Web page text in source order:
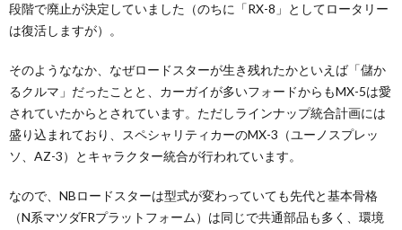
段階で廃止が決定していました（のちに「RX-8」としてロータリー
は復活しますが）。
そのようななか、なぜロードスターが生き残れたかといえば「儲か
るクルマ」だったことと、カーガイが多いフォードからもMX-5は愛
されていたからとされています。ただしラインナップ統合計画には
盛り込まれており、スペシャリティカーのMX-3（ユーノスプレッ
ソ、AZ-3）とキャラクター統合が行われています。
なので、NBロードスターは型式が変わっていても先代と基本骨格
（N系マツダFRプラットフォーム）は同じで共通部品も多く、環境